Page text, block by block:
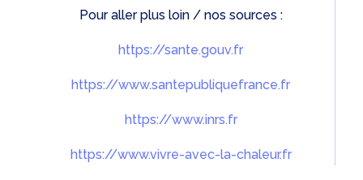
Pour aller plus loin / nos sources :
https://sante.gouv.fr
https://www.santepubliquefrance.fr
https://www.inrs.fr
https://www.vivre-avec-la-chaleur.fr